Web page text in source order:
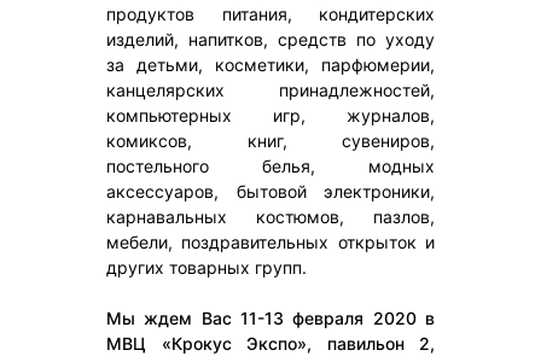
продуктов питания, кондитерских
изделий, напитков, средств по уходу
за детьми, косметики, парфюмерии,
канцелярских принадлежностей,
компьютерных игр, журналов,
комиксов, книг, сувениров,
постельного белья, модных
аксессуаров, бытовой электроники,
карнавальных костюмов, пазлов,
мебели, поздравительных открыток и
других товарных групп.
Мы ждем Вас 11-13 февраля 2020 в
МВЦ «Крокус Экспо», павильон 2,